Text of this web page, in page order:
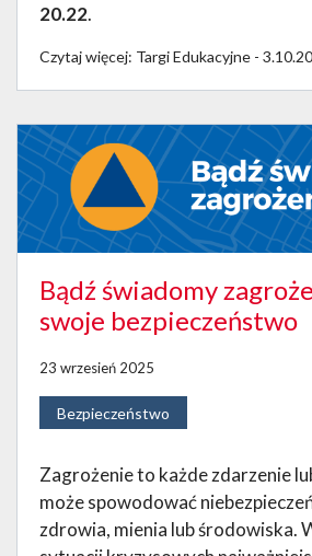
20.22.
Czytaj więcej: Targi Edukacyjne -
Bądź świadomy
swoje bezpieczeństwo
23 wrzesień 2025
Bezpieczeństwo
Zagrożenie to każde zdarzenie
może spowodować
zdrowia, mienia lub środowiska.